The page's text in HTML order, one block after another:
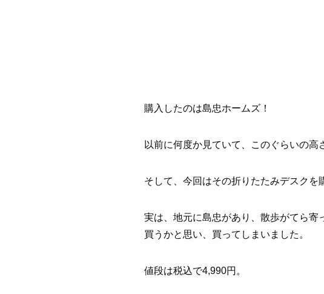
購入したのは島忠ホームズ！
以前に何度か見ていて、このぐらいの高
そして、今回はその折りたたみデスクを
実は、地元に島忠があり、散歩がてら寄
買うかと思い、買ってしまいました。
値段は税込で4,990円。